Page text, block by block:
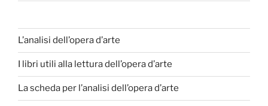
L’analisi dell’opera d’arte
I libri utili alla lettura dell’opera d’arte
La scheda per l’analisi dell’opera d’arte